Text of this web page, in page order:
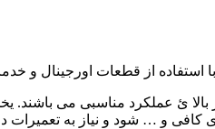
استفاده از قطعات اورجینال و
ئ عملکرد مناسبی می
و … شود و نیاز به تعمیرات